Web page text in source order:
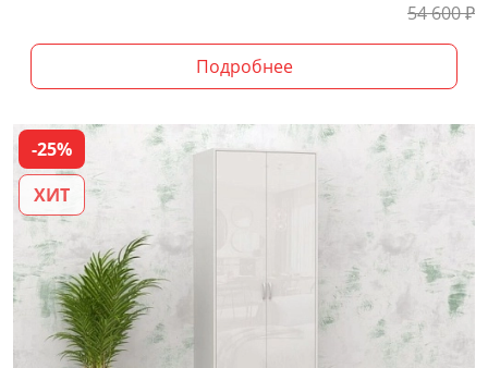
54 600₽
Подробнее
-25%
ХИТ